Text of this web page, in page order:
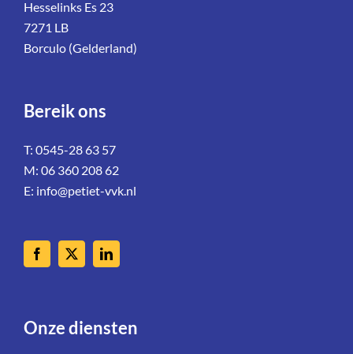
Hesselinks Es 23
7271 LB
Borculo (Gelderland)
Bereik ons
T: 0545-28 63 57
M: 06 360 208 62
E: info@petiet-vvk.nl
Onze diensten